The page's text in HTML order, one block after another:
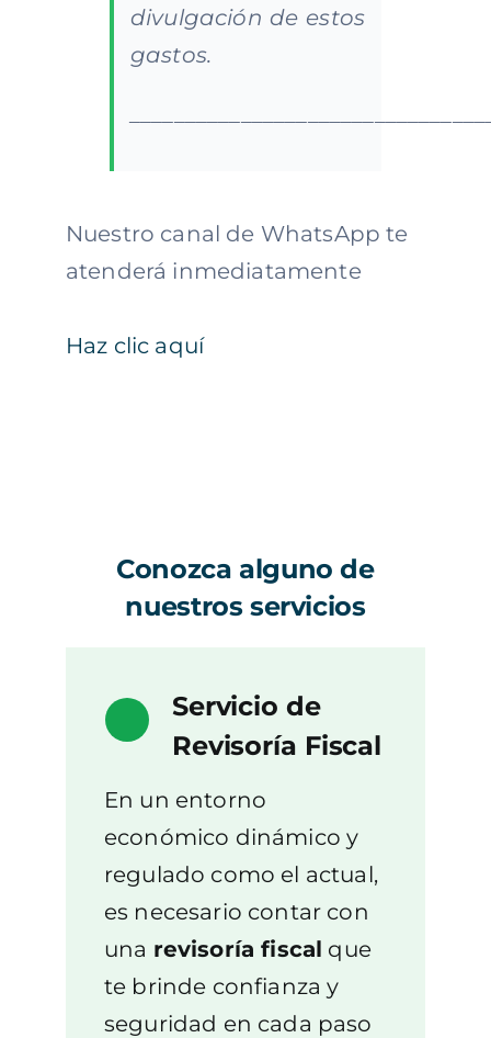
divulgación de estos
gastos.
Nuestro canal de WhatsApp te
atenderá inmediatamente
Haz clic aquí
Conozca alguno de
nuestros servicios
Servicio de
Revisoría Fiscal
En un entorno
económico dinámico y
regulado como el actual,
es necesario contar con
una revisoría fiscal que
te brinde confianza y
seguridad en cada paso